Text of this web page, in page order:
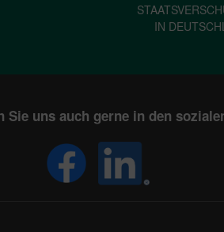
IN
Sie uns auch gerne in den